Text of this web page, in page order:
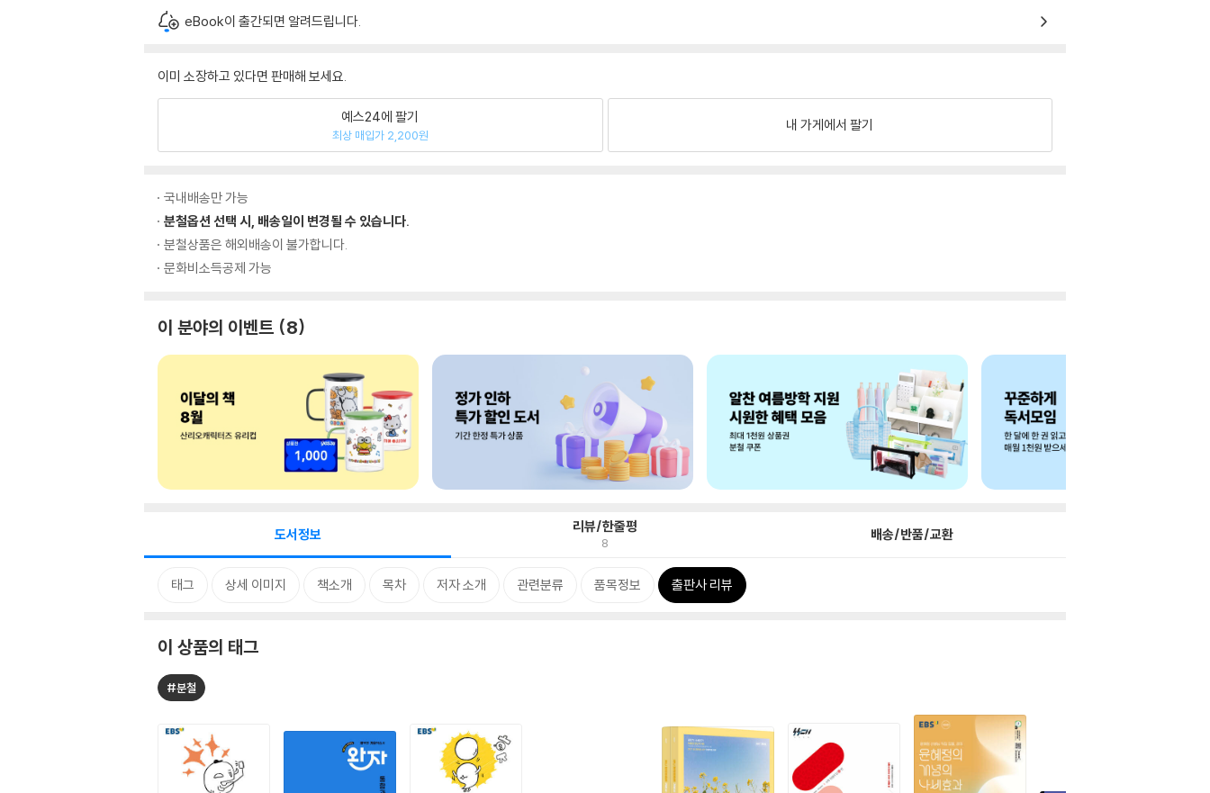
eBook이 출간되면 알려드립니다.
이미 소장하고 있다면 판매해 보세요.
예스24에 팔기
최상 매입가 2,200원
내 가게에서 팔기
국내배송만 가능
분철옵션 선택 시, 배송일이 변경될 수 있습니다.
분철상품은 해외배송이 불가합니다.
문화비소득공제 가능
이 분야의 이벤트 8
도서정보 리뷰/한줄평
8 배송/반품/교환
태그 상세 이미지 책소개 목차 저자 소개 관련분류 품목정보 출판사 리뷰
이 상품의 태그
#분철